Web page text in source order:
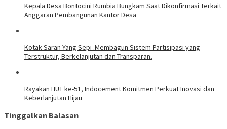
Kepala Desa Bontocini Rumbia Bungkam Saat Dikonfirmasi Terkait
Anggaran Pembangunan Kantor Desa
Kotak Saran Yang Sepi .Membagun Sistem Partisipasi yang
Terstruktur, Berkelanjutan dan Transparan.
Rayakan HUT ke-51, Indocement Komitmen Perkuat Inovasi dan
Keberlanjutan Hijau
Tinggalkan Balasan